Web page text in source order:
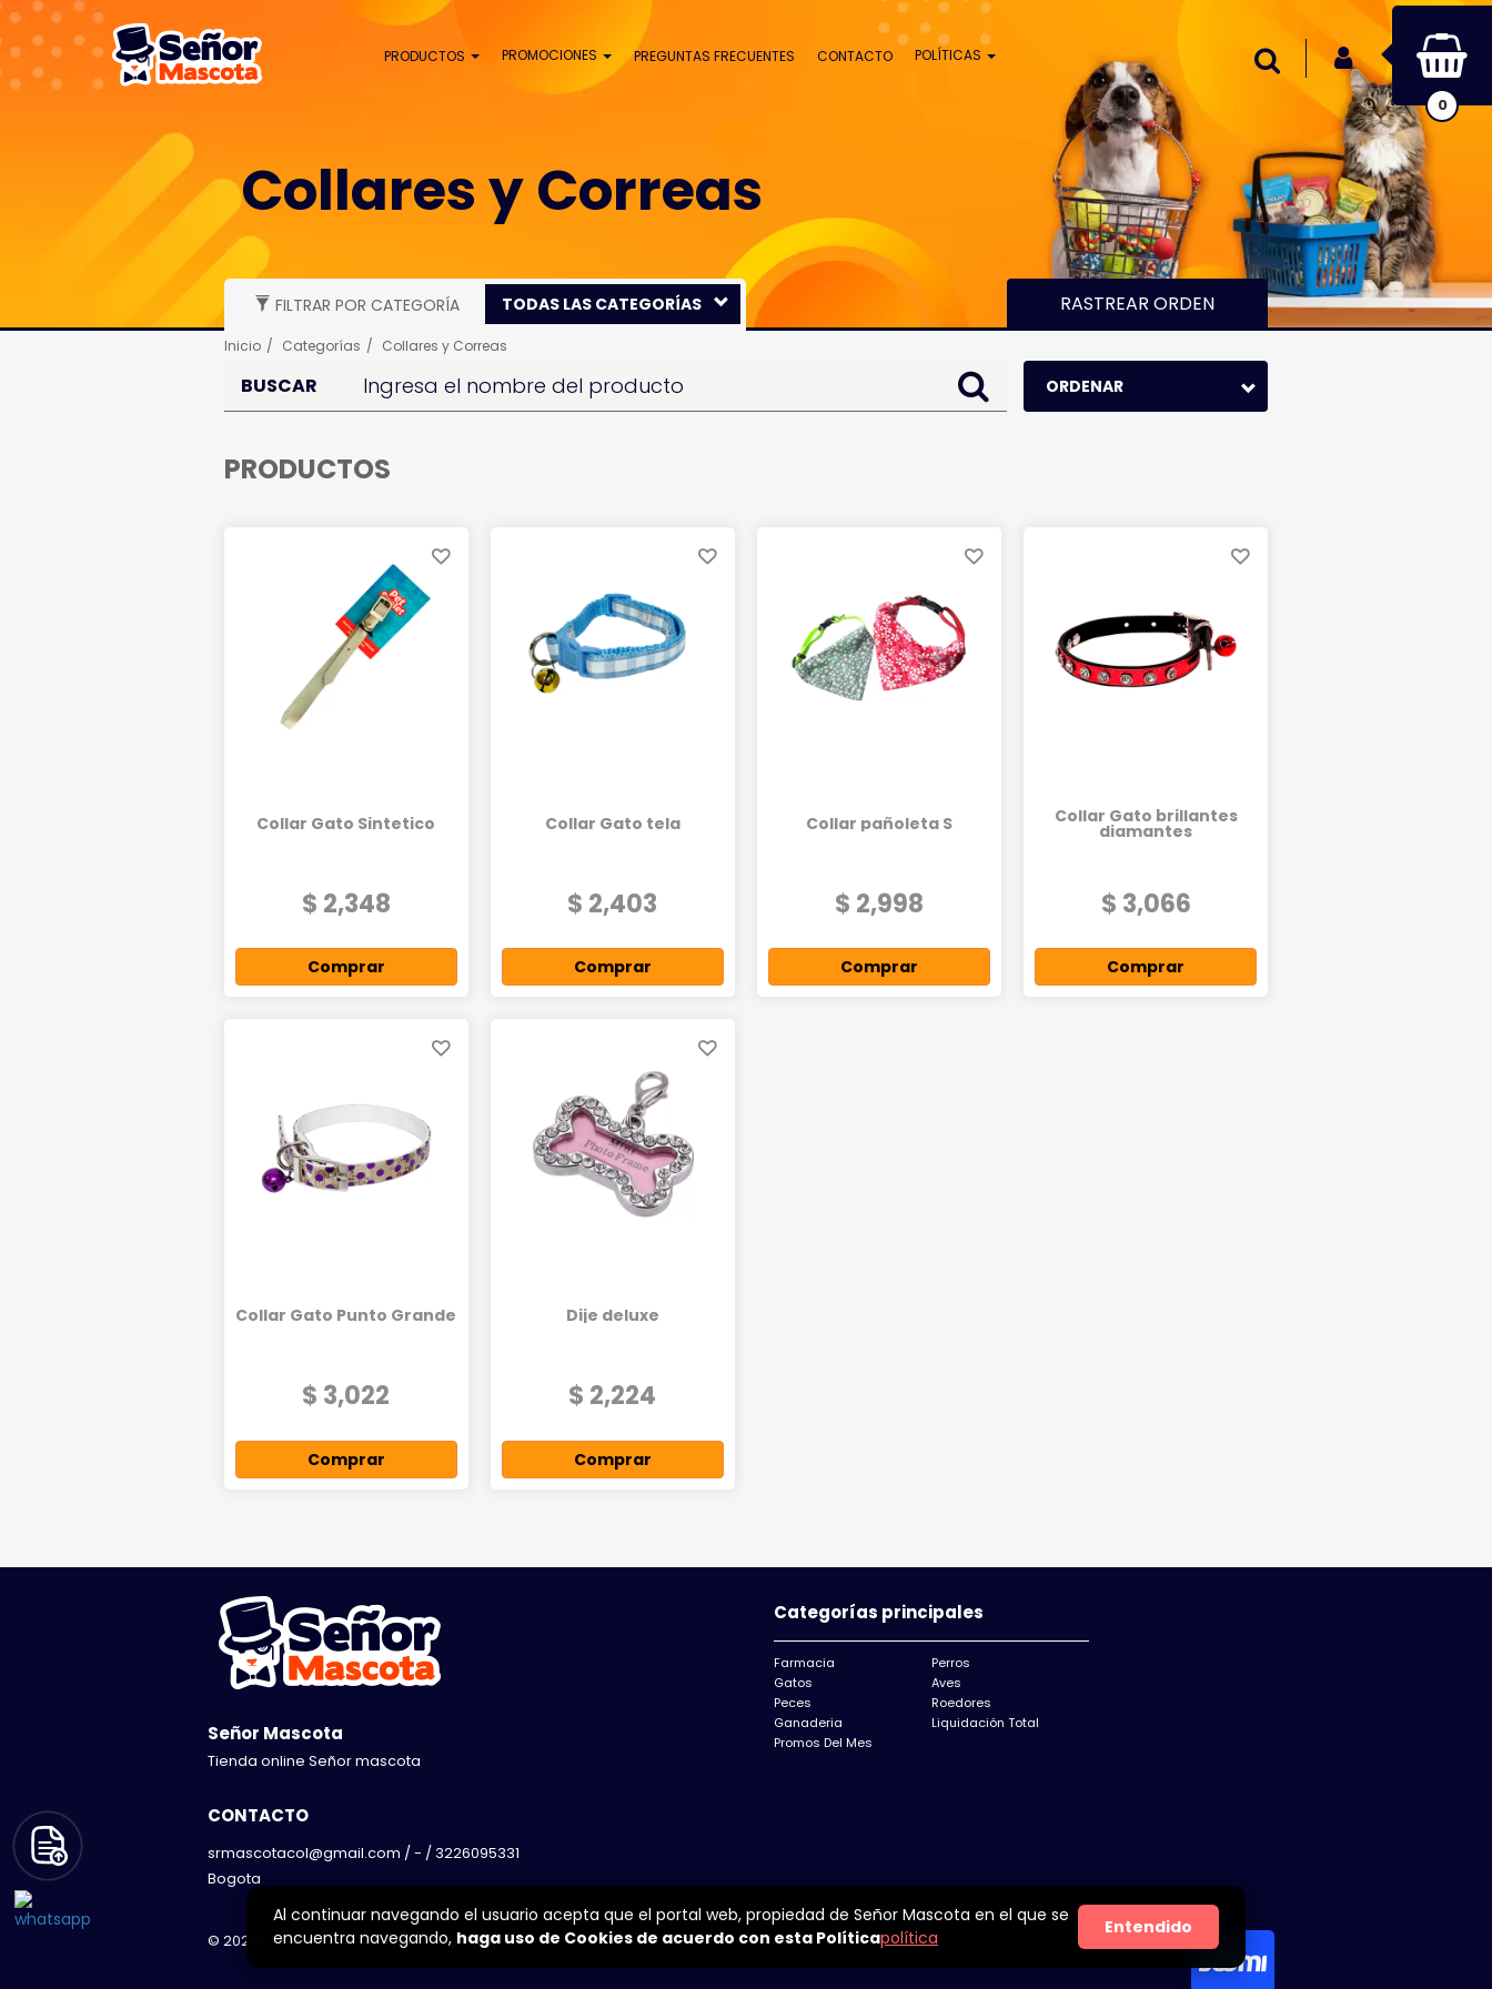
PRODUCTOS PROMOCIONES PREGUNTAS FRECUENTES CONTACTO POLÍTICAS INICIAR SESIÓN
Buscar
0
Collares y Correas
FILTRAR POR CATEGORÍA TODAS LAS CATEGORÍAS
FARMACIA
GATOS
RASTREAR ORDEN
Inicio Categorías Collares y Correas
BUSCAR ORDENAR
PRODUCTOS
Collar Gato Sintetico
$ 2,348
Comprar
Collar Gato tela
$ 2,403
Comprar
Collar pañoleta S
$ 2,998
Comprar
Collar Gato brillantes
diamantes
$ 3,066
Comprar
Collar Gato Punto Grande
$ 3,022
Comprar
Dije deluxe
$ 2,224
Comprar
Señor Mascota
Tienda online Señor mascota
CONTACTO
srmascotacol@gmail.com / - / 3226095331
Bogota
© 2026 Todos los derechos reservados
Categorías principales
Farmacia
Perros
Gatos
Aves
Peces
Roedores
Ganaderia
Liquidación Total
Promos Del Mes
Al continuar navegando el usuario acepta que el portal web, propiedad de Señor Mascota en el que se
encuentra navegando, haga uso de Cookies de acuerdo con esta Políticapolítica Entendido